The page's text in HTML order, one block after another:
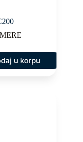
u korpu